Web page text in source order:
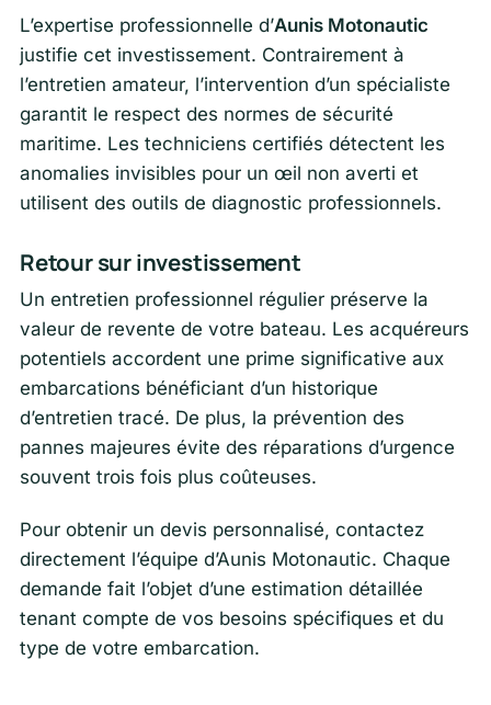
L’expertise professionnelle d’Aunis Motonautic
justifie cet investissement. Contrairement à
l’entretien amateur, l’intervention d’un spécialiste
garantit le respect des normes de sécurité
maritime. Les techniciens certifiés détectent les
anomalies invisibles pour un œil non averti et
utilisent des outils de diagnostic professionnels.
Retour sur investissement
Un entretien professionnel régulier préserve la
valeur de revente de votre bateau. Les acquéreurs
potentiels accordent une prime significative aux
embarcations bénéficiant d’un historique
d’entretien tracé. De plus, la prévention des
pannes majeures évite des réparations d’urgence
souvent trois fois plus coûteuses.
Pour obtenir un devis personnalisé, contactez
directement l’équipe d’Aunis Motonautic. Chaque
demande fait l’objet d’une estimation détaillée
tenant compte de vos besoins spécifiques et du
type de votre embarcation.